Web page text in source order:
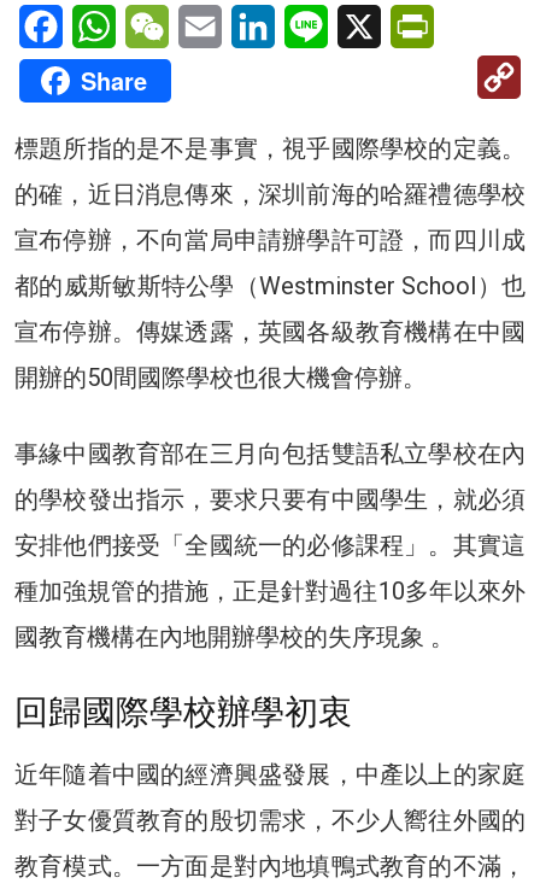
FacebookWhatsAppWeChatEmail LinkedInLine X
Share
標題所指的是不是事實，視乎國際學校的定義。
的確，近日消息傳來，深圳前海的哈羅禮德學校
宣布停辦，不向當局申請辦學許可證，而四川成
都的威斯敏斯特公學（Westminster School）也
宣布停辦。傳媒透露，英國各級教育機構在中國
開辦的50間國際學校也很大機會停辦。
事緣中國教育部在三月向包括雙語私立學校在內
的學校發出指示，要求只要有中國學生，就必須
安排他們接受「全國統一的必修課程」。其實這
種加強規管的措施，正是針對過往10多年以來外
國教育機構在內地開辦學校的失序現象 。
回歸國際學校辦學初衷
近年隨着中國的經濟興盛發展，中產以上的家庭
對子女優質教育的殷切需求，不少人嚮往外國的
教育模式。一方面是對內地填鴨式教育的不滿，